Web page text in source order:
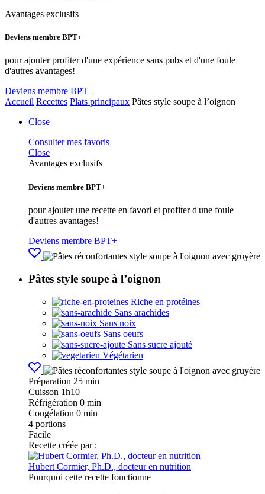
Avantages exclusifs
Deviens membre BPT+
pour ajouter profiter d'une expérience sans pubs et d'une foule
d'autres avantages!
Deviens membre BPT+
Accueil Recettes Plats principaux Pâtes style soupe à l’oignon
Close
Consulter mes favoris
Close
Avantages exclusifs
Deviens membre BPT+
pour ajouter une recette en favori et profiter d'une foule
d'autres avantages!
Deviens membre BPT+
Pâtes style soupe à l’oignon
Riche en protéines
Sans arachides
Sans noix
Sans oeufs
Sans sucre ajouté
Végétarien
Préparation 25 min
Cuisson 1h10
Réfrigération 0 min
Congélation 0 min
4 portions
Facile
Recette créée par :
Hubert Cormier, Ph.D., docteur en nutrition
Pourquoi cette recette fonctionne